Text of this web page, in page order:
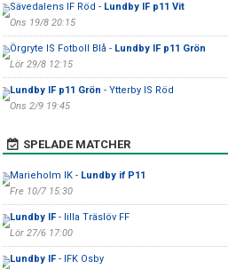
Sävedalens IF Röd - Lundby IF p11 Vit
Ons 19/8 20:15
Örgryte IS Fotboll Blå - Lundby IF p11 Grön
Lör 29/8 12:15
Lundby IF p11 Grön - Ytterby IS Röd
Ons 2/9 19:45
SPELADE MATCHER
Marieholm IK - Lundby if P11
Fre 10/7 15:30
Lundby IF- lilla Träslöv FF
Lör 27/6 17:00
Lundby IF- IFK Osby